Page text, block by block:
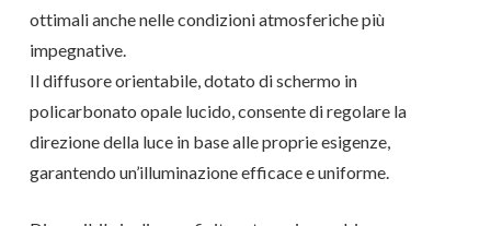
ottimali anche nelle condizioni atmosferiche più
impegnative.
Il diffusore orientabile, dotato di schermo in
policarbonato opale lucido, consente di regolare la
direzione della luce in base alle proprie esigenze,
garantendo un’illuminazione efficace e uniforme.